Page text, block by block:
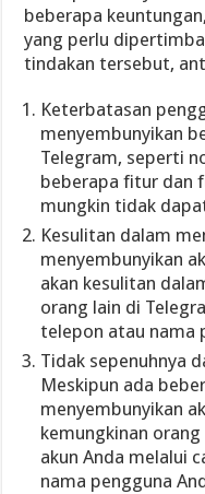
beberapa
yang perlu
tindakan tersebut,
Keterbatasan
menyembunyikan
Telegram, seperti
beberapa fitur dan
mungkin tidak
Kesulitan dalam
menyembunyikan
akan kesulitan
orang lain di
telepon atau nama
Tidak sepenuhnya
Meskipun ada
menyembunyikan
kemungkinan
akun Anda melalui
nama pengguna